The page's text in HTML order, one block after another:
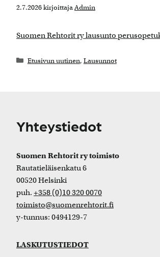
2.7.2026kirjoittajaAdmin
Suomen Rehtorit ry lausunto
Kategoriat
Etusivun uutinen, Lausunnot
Yhteystiedot
Suomen Rehtorit ry toimisto
Rautatieläisenkatu 6
00520 Helsinki
puh. +358 (0)10 320 0070
toimisto@suomenrehtorit.fi
y-tunnus: 0494129-7
LASKUTUSTIEDOT